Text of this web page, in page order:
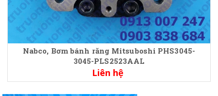
Nabco, Bơm bánh răng Mitsuboshi PHS3045-
3045-PLS2523AAL
Liên hệ